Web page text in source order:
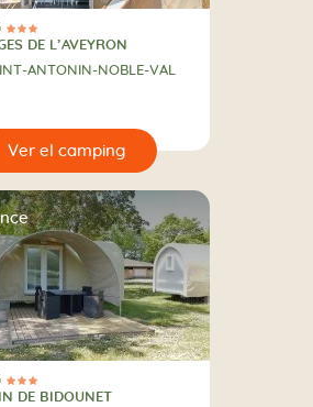
DE L’AVEYRON
ANTONIN-NOBLE-VAL
DE BIDOUNET